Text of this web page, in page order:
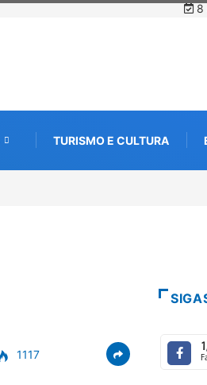
8
TURISMO E CULTURA
1117